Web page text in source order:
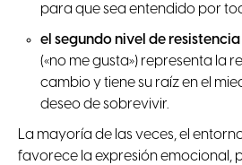
para que sea entendido por
el segundo nivel de resistencia
(«no me gusta») representa la
cambio y tiene su raíz en el
deseo de sobrevivir.
La mayoría de las veces, el
favorece la expresión emocional,